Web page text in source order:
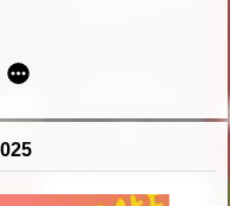
1720) - wojewoda